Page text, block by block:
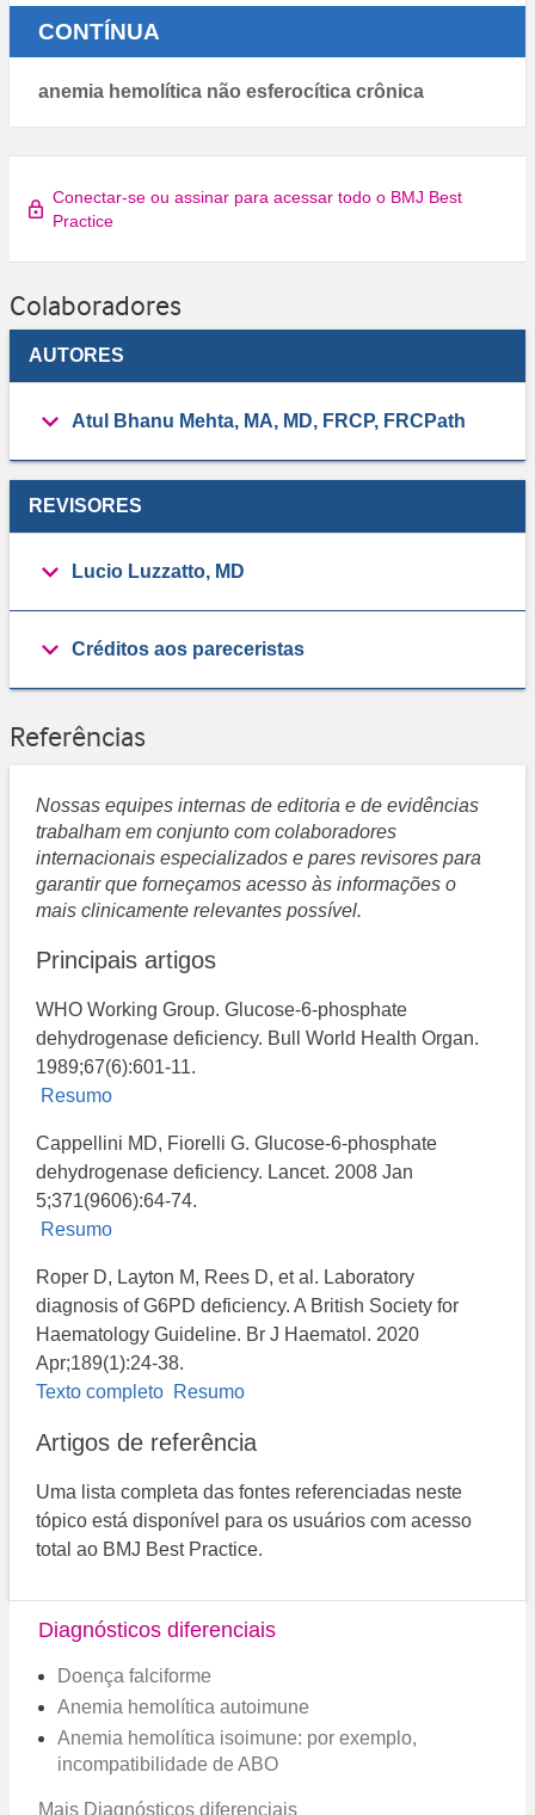
CONTÍNUA
anemia hemolítica não esferocítica crônica
Conectar-se ou assinar para acessar todo o BMJ Best
Practice
Colaboradores
AUTORES
Atul Bhanu Mehta, MA, MD, FRCP, FRCPath
REVISORES
Lucio Luzzatto, MD
Créditos aos pareceristas
Referências
Nossas equipes internas de editoria e de evidências
trabalham em conjunto com colaboradores
internacionais especializados e pares revisores para
garantir que forneçamos acesso às informações o
mais clinicamente relevantes possível.
Principais artigos
WHO Working Group. Glucose-6-phosphate
dehydrogenase deficiency. Bull World Health Organ.
1989;67(6):601-11.
Resumo
Cappellini MD, Fiorelli G. Glucose-6-phosphate
dehydrogenase deficiency. Lancet. 2008 Jan
5;371(9606):64-74.
Resumo
Roper D, Layton M, Rees D, et al. Laboratory
diagnosis of G6PD deficiency. A British Society for
Haematology Guideline. Br J Haematol. 2020
Apr;189(1):24-38.
Texto completo Resumo
Artigos de referência
Uma lista completa das fontes referenciadas neste
tópico está disponível para os usuários com acesso
total ao BMJ Best Practice.
Diagnósticos diferenciais
Doença falciforme
Anemia hemolítica autoimune
Anemia hemolítica isoimune: por exemplo,
incompatibilidade de ABO
Mais Diagnósticos diferenciais